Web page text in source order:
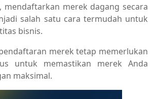
mendaftarkan merek dagang secara
salah satu cara termudah untuk
bisnis.
merek tetap memerlukan
untuk memastikan merek Anda
maksimal.